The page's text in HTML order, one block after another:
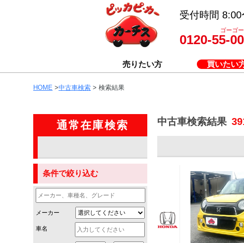
受付時間
ゴーゴ
0120-55-
売りたい方 買いたい
HOME >中古車検索 > 検索結果
通常在庫検索
条件で絞り込む
メーカー
車名
中古車検索結果